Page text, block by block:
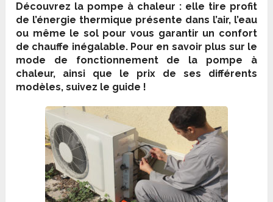
Découvrez la pompe à chaleur : elle tire profit
de l’énergie thermique présente dans l’air, l’eau
ou même le sol pour vous garantir un confort
de chauffe inégalable. Pour en savoir plus sur le
mode de fonctionnement de la pompe à
chaleur, ainsi que le prix de ses différents
modèles, suivez le guide !